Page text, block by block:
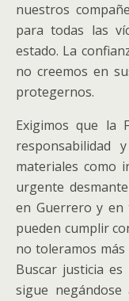
nuestros
para todas las
estado. La
no creemos en
protegernos.
Exigimos que la
responsabilidad
materiales como
urgente
en Guerrero y en
pueden cumplir
no toleramos más
Buscar justicia
sigue